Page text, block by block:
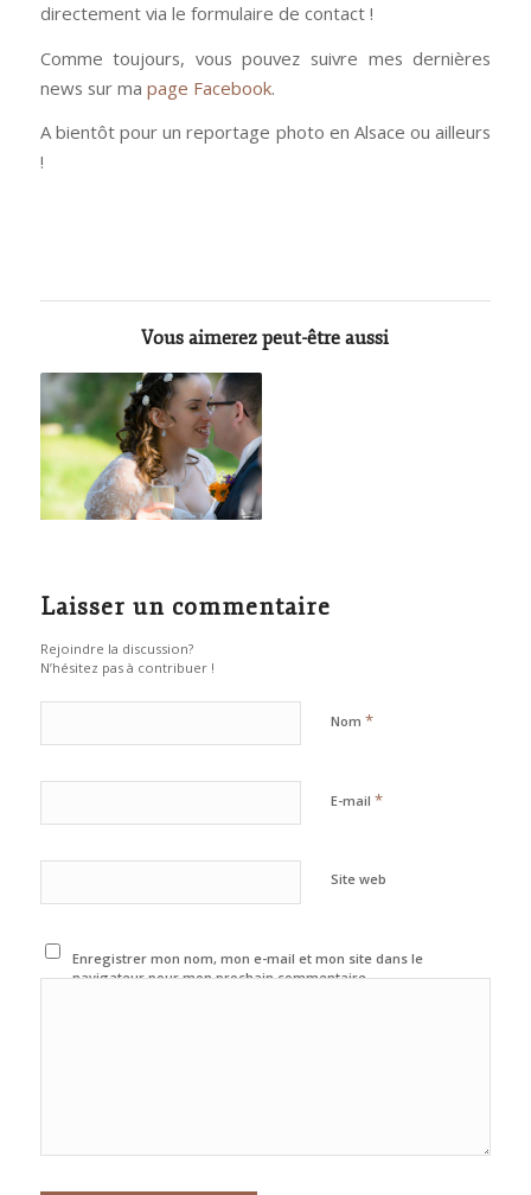
directement via le formulaire de contact !
Comme toujours, vous pouvez suivre mes dernières
news sur ma page Facebook.
A bientôt pour un reportage photo en Alsace ou ailleurs
!
Vous aimerez peut-être aussi
Laisser un commentaire
Rejoindre la discussion?
N’hésitez pas à contribuer !
Nom *
E-mail *
Site web
Enregistrer mon nom, mon e-mail et mon site dans le
navigateur pour mon prochain commentaire.